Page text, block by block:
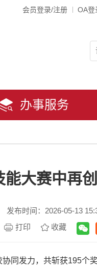
会员登录/注册 OA登
办事服务
大赛中再
发布时间：2026-05-13
打印 收藏
同发力，共斩获195个